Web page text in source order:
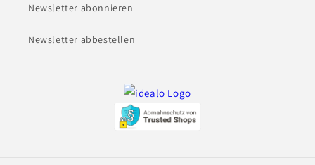
Newsletter abonnieren
Newsletter abbestellen